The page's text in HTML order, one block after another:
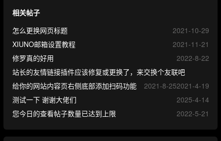
相关帖子
怎么更换网页标题
2021-10-29
XIUNO邮箱设置教程
2021-11-21
修罗真的好用
2022-8-22
站长的友情链接插件应该修复或更换了，来交换个友联吧
2021-4-19
给你的网站内容页右侧底部添加扫码功能
2021-8-25
测试一下 谢谢大佬们
2025-4-14
您今日的查看帖子数量已达到上限
2022-5-21